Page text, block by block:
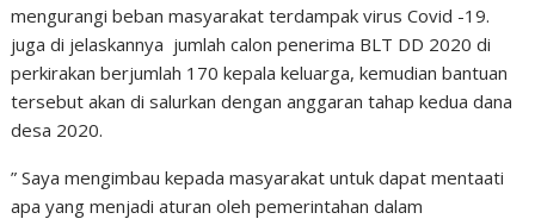
mengurangi beban masyarakat terdampak virus Covid -19.
juga di jelaskannya jumlah calon penerima BLT DD 2020 di
perkirakan berjumlah 170 kepala keluarga, kemudian bantuan
tersebut akan di salurkan dengan anggaran tahap kedua dana
desa 2020.
” Saya mengimbau kepada masyarakat untuk dapat mentaati
apa yang menjadi aturan oleh pemerintahan dalam